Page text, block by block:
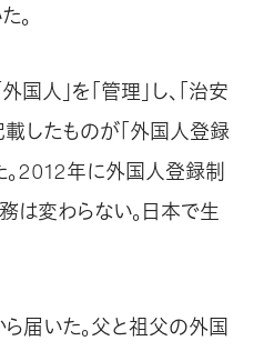
。
人」を「管理」し、「治安
したものが「外国人登録
。2012年に外国人登録制
は変わらない。日本で生
届いた。父と祖父の外国